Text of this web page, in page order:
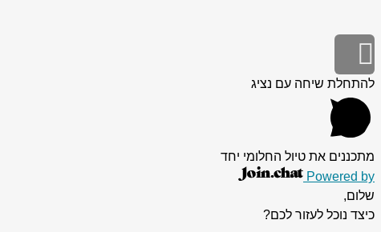
לראש
העמוד
להתחלת שיחה עם נציג
מתכננים את טיול החלומי יחד
Powered by
שלום,
כיצד נוכל לעזור לכם?